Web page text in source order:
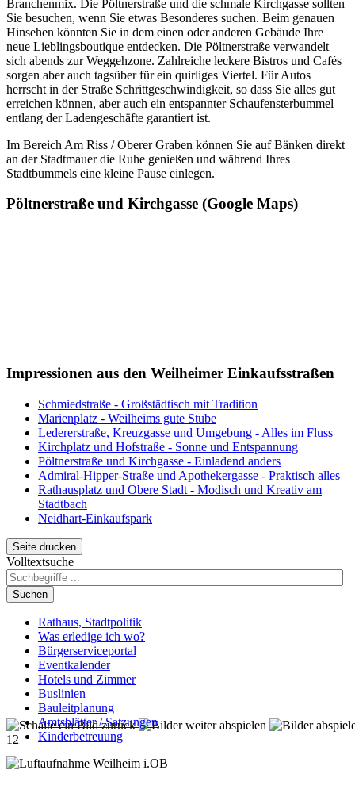
1 2
Branchenmix. Die Pöltnerstraße und die schmale Kirchgasse sollten
Sie besuchen, wenn Sie etwas Besonderes suchen. Beim genauen
Hinsehen könnten Sie in dem einen oder anderen Gebäude Ihre
neue Lieblingsboutique entdecken. Die Pöltnerstraße verwandelt
sich abends zur Weggehzone. Zahlreiche leckere Bistros und Cafés
sorgen aber auch tagsüber für ein quirliges Viertel. Für Autos
herrscht in der Straße Schrittgeschwindigkeit, so dass Sie alles gut
erreichen können, aber auch ein entspannter Schaufensterbummel
entlang der Ladengeschäfte garantiert ist.
Im Bereich Am Riss / Oberer Graben können Sie auf Bänken direkt
an der Stadtmauer die Ruhe genießen und während Ihres
Stadtbummels eine kleine Pause einlegen.
Pöltnerstraße und Kirchgasse (Google Maps)
Impressionen aus den Weilheimer Einkaufsstraßen
Schmiedstraße - Großstädtisch mit Tradition
Marienplatz - Weilheims gute Stube
Ledererstraße, Kreuzgasse und Umgebung - Alles im Fluss
Kirchplatz und Hofstraße - Sonne und Entspannung
Pöltnerstraße und Kirchgasse - Einladend anders
Admiral-Hipper-Straße und Apothekergasse - Praktisch alles
Rathausplatz und Obere Stadt - Modisch und Kreativ am
Stadtbach
Neidhart-Einkaufspark
Seite drucken
Volltextsuche
Suchen
Rathaus, Stadtpolitik
Was erledige ich wo?
Bürgerserviceportal
Eventkalender
Hotels und Zimmer
Buslinien
Bauleitplanung
Amtsblätter / Satzungen
Kinderbetreuung